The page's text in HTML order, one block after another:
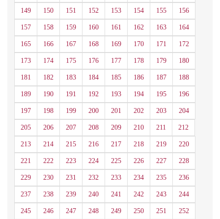
149 150 151 152 153 154 155 156
157 158 159 160 161 162 163 164
165 166 167 168 169 170 171 172
173 174 175 176 177 178 179 180
181 182 183 184 185 186 187 188
189 190 191 192 193 194 195 196
197 198 199 200 201 202 203 204
205 206 207 208 209 210 211 212
213 214 215 216 217 218 219 220
221 222 223 224 225 226 227 228
229 230 231 232 233 234 235 236
237 238 239 240 241 242 243 244
245 246 247 248 249 250 251 252